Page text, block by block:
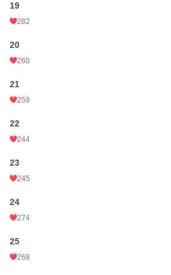
19
282
20
260
21
259
22
244
23
245
24
274
25
268